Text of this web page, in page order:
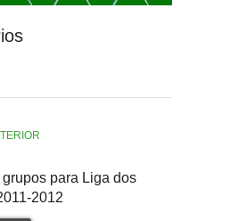
para Liga dos
2012